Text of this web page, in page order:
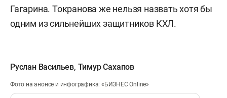
Гагарина. Токранова же нельзя назвать хотя бы
одним из сильнейших защитников КХЛ.
Руслан Васильев, Тимур Сахапов
Фото на анонсе и инфографика: «БИЗНЕС Online»